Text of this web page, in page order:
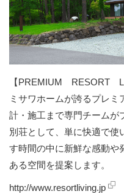
【PREMIUM RESORT
ミサワホームが誇るプレ
計・施工まで専門チームが
別荘として、単に快適で使
す時間の中に新鮮な感動や
ある空間を提案します。
http://www.resortliving.jp